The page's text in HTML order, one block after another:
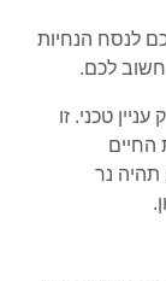
לנסח הנחיות
לכם.
טכני. זו
החיים
תהיה נר